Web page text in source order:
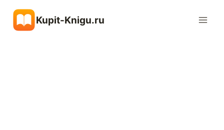
содержимому
Kupit-Knigu.ru